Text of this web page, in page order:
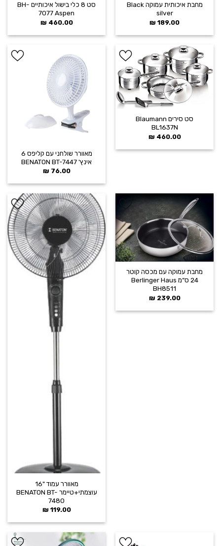
מחבת איכותית עמוקה Black
silver
189.00
₪
סט 8 כלי בישול איכותיים BH-
7077 Aspen
460.00
₪
הוסף ל
WISHLIST
סט סירים Blaumann
BL1637N
460.00
₪
מאוורר שולחני עם קליפס 6
אינץ' BENATON BT-7447
76.00
₪
הוסף ל
WISHLIST
מחבת עמוקה עם מכסה קוטר
24 ס״מ Berlinger Haus
BH8511
239.00
₪
הוסף ל
WISHLIST
מאוורר עמוד "16
עוצמתי+טיימר BENATON BT-
7480
119.00
₪